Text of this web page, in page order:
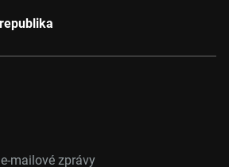
mailové zprávy